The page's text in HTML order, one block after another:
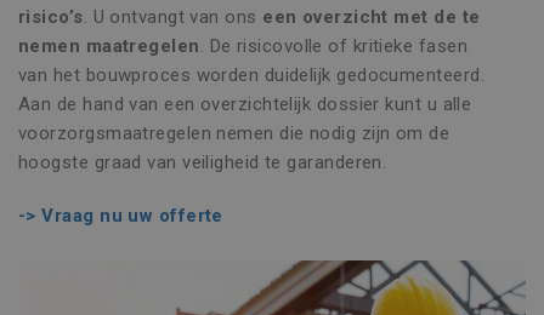
risico’s. U ontvangt van ons een overzicht met de te
nemen maatregelen. De risicovolle of kritieke fasen
van het bouwproces worden duidelijk gedocumenteerd.
Aan de hand van een overzichtelijk dossier kunt u alle
voorzorgsmaatregelen nemen die nodig zijn om de
hoogste graad van veiligheid te garanderen.
-> Vraag nu uw offerte